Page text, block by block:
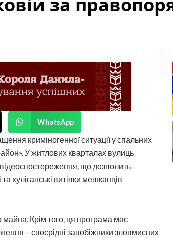
WhatsApp
криміногенної ситуації у спальних
У житлових кварталах вулиць
що дозволить
хуліганські витівки мешканців
Крім того, ця програма має
– своєрідні запобіжники зловмисних